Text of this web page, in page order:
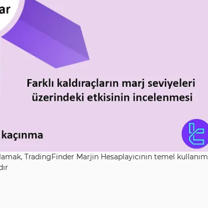
TradingFinder Marjin Hesaplayıcının temel kullanım